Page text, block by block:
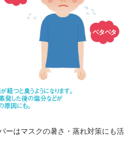
ーはマスクの暑さ・蒸れ対策にも活